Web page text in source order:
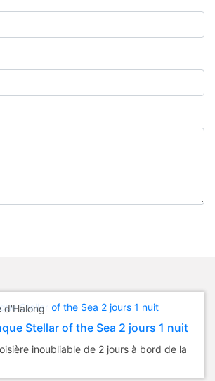
d'Halong
Stellar of the Sea 2 jours 1 nuit
inoubliable de 2 jours à bord de la